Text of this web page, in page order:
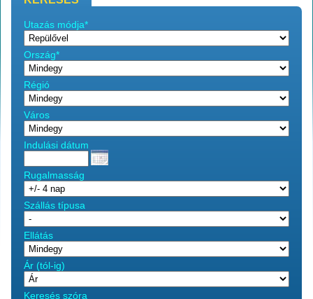
Utazás módja*
Ország*
Régió
Város
Indulási dátum
Rugalmasság
Szállás típusa
Ellátás
Ár (tól-ig)
Keresés szóra